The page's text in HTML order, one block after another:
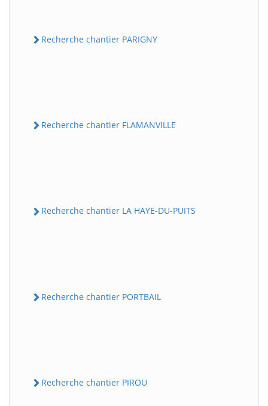
Recherche chantier PARIGNY
Recherche chantier FLAMANVILLE
Recherche chantier LA HAYE-DU-PUITS
Recherche chantier PORTBAIL
Recherche chantier PIROU